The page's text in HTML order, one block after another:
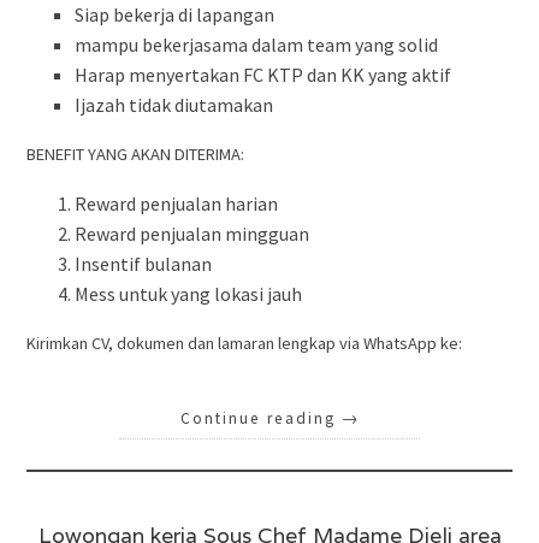
Siap bekerja di lapangan
mampu bekerjasama dalam team yang solid
Harap menyertakan FC KTP dan KK yang aktif
Ijazah tidak diutamakan
BENEFIT YANG AKAN DITERIMA:
Reward penjualan harian
Reward penjualan mingguan
Insentif bulanan
Mess untuk yang lokasi jauh
Kirimkan CV, dokumen dan lamaran lengkap via WhatsApp ke:
Continue reading →
Lowongan kerja Sous Chef Madame Djeli area